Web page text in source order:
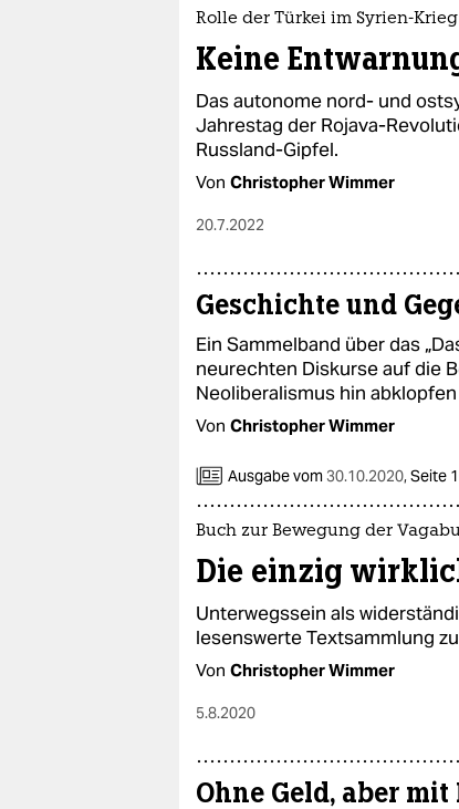
Rolle der Türkei im Syrien-Krieg
Keine
Das autonome nord- und
Jahrestag der Rojava-
Russland-Gipfel.
Von Christopher Wimmer
20.7.2022
Geschichte und
Ein Sammelband über das
neurechten Diskurse auf die
Neoliberalismus hin abklopfen
Von Christopher Wimmer
Ausgabe vom30.10.2020,Seite
Buch zur Bewegung der
Die einzig
Unterwegssein als
lesenswerte Textsammlung
Von Christopher Wimmer
5.8.2020
Ohne Geld, aber